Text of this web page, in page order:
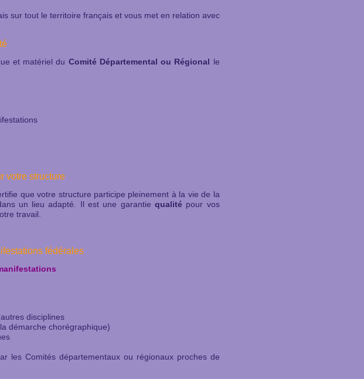
sur tout le territoire français et vous met en relation avec
et matériel du Comité Départemental ou Régional le
votre structure
que votre structure participe pleinement à la vie de la
un lieu adapté. Il est une garantie qualité pour vos
travail.
fédérales
disciplines
démarche chorégraphique)
les Comités départementaux ou régionaux proches de